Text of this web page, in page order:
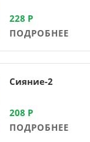
228 Р
ПОДРОБНЕЕ
Сияние-2
208 Р
ПОДРОБНЕЕ